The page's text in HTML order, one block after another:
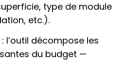
type de module
etc.).
: l’outil décompose les
du budget —